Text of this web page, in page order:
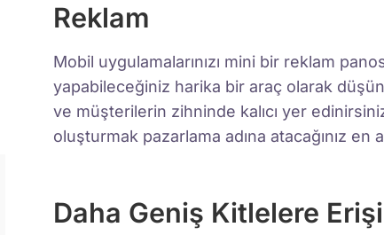
Reklam
Mobil uygulamalarınızı mini bir reklam
yapabileceğiniz harika bir araç olarak
ve müşterilerin zihninde kalıcı yer
oluşturmak pazarlama adına atacağınız en
Daha Geniş Kitlelere